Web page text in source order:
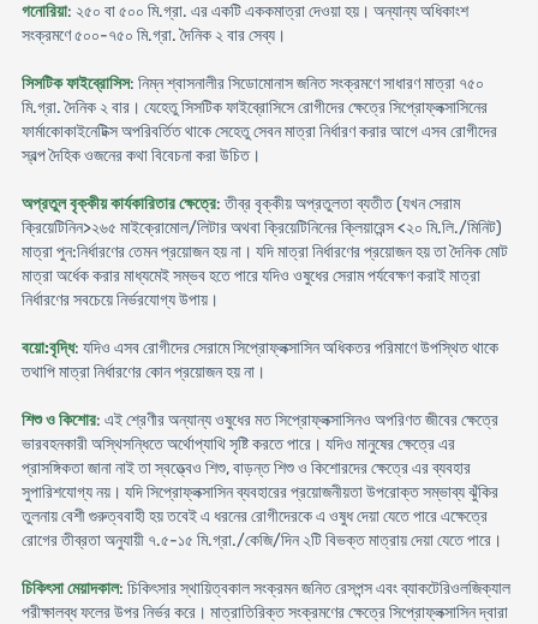
গনোরিয়া: ২৫০ বা ৫০০ মি.গ্রা. এর একটি এককমাত্রা দেওয়া হয়। অন্যান্য অধিকাংশ
সংক্রমণে ৫০০-৭৫০ মি.গ্রা. দৈনিক ২ বার সেব্য।
সিসটিক ফাইব্রোসিস: নিম্ন শ্বাসনালীর সিডোমোনাস জনিত সংক্রমণে সাধারণ মাত্রা ৭৫০
মি.গ্রা. দৈনিক ২ বার। যেহেতু সিসটিক ফাইব্রোসিসে রোগীদের ক্ষেত্রে সিপ্রোফ্লক্সাসিনের
ফার্মাকোকাইনেটিক্স অপরিবর্তিত থাকে সেহেতু সেবন মাত্রা নির্ধারণ করার আগে এসব রোগীদের
স্বল্প দৈহিক ওজনের কথা বিবেচনা করা উচিত।
অপ্রতুল বৃক্কীয় কার্যকারিতার ক্ষেত্রে: তীব্র বৃক্কীয় অপ্রতুলতা ব্যতীত (যখন সেরাম
ক্রিয়েটিনিন>২৬৫ মাইক্রোমোল/লিটার অথবা ক্রিয়েটিনিনের ক্লিয়ারেন্স <২০ মি.লি./মিনিট)
মাত্রা পুন:নির্ধারণের তেমন প্রয়োজন হয় না। যদি মাত্রা নির্ধারণের প্রয়োজন হয় তা দৈনিক মোট
মাত্রা অর্ধেক করার মাধ্যমেই সম্ভব হতে পারে যদিও ওষুধের সেরাম পর্যবেক্ষণ করাই মাত্রা
নির্ধারণের সবচেয়ে নির্ভরযোগ্য উপায়।
বয়ো:বৃদ্ধি: যদিও এসব রোগীদের সেরামে সিপ্রোফ্লক্সাসিন অধিকতর পরিমাণে উপস্থিত থাকে
তথাপি মাত্রা নির্ধারণের কোন প্রয়োজন হয় না।
শিশু ও কিশোর: এই শ্রেণীর অন্যান্য ওষুধের মত সিপ্রোফ্লক্সাসিনও অপরিণত জীবের ক্ষেত্রে
ভারবহনকারী অস্থিসন্ধিতে অর্থোপ্যাথি সৃষ্টি করতে পারে। যদিও মানুষের ক্ষেত্রে এর
প্রাসঙ্গিকতা জানা নাই তা স্বত্ত্বেও শিশু, বাড়ন্ত শিশু ও কিশোরদের ক্ষেত্রে এর ব্যবহার
সুপারিশযোগ্য নয়। যদি সিপ্রোফ্লক্সাসিন ব্যবহারের প্রয়োজনীয়তা উপরোক্ত সম্ভাব্য ঝুঁকির
তুলনায় বেশী গুরুত্ববাহী হয় তবেই এ ধরনের রোগীদেরকে এ ওষুধ দেয়া যেতে পারে এক্ষেত্রে
রোগের তীব্রতা অনুযায়ী ৭.৫-১৫ মি.গ্রা./কেজি/দিন ২টি বিভক্ত মাত্রায় দেয়া যেতে পারে।
চিকিৎসা মেয়াদকাল: চিকিৎসার স্থায়িত্বকাল সংক্রমন জনিত রেসপন্স এবং ব্যাকটেরিওলজিক্যাল
পরীক্ষালব্ধ ফলের উপর নির্ভর করে। মাত্রাতিরিক্ত সংক্রমণের ক্ষেত্রে সিপ্রোফ্লক্সাসিন দ্বারা